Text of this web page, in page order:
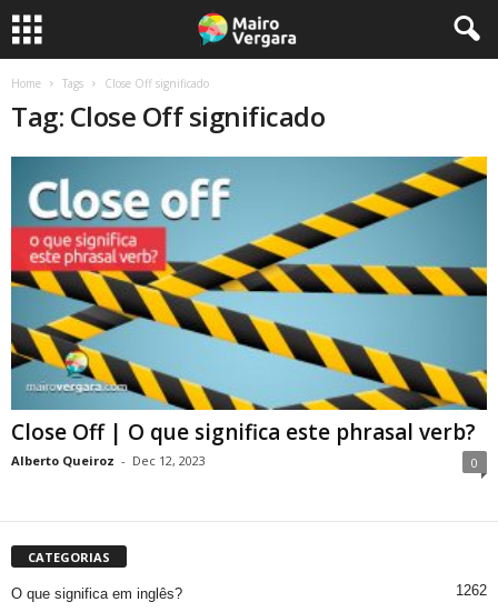
Home Tags Close Off significado
Tag: Close Off significado
Close Off | O que significa este phrasal verb?
Alberto Queiroz - Dec 12, 2023 0
CATEGORIAS
O que significa em inglês? 1262